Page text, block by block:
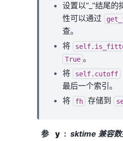
设置以“_”结尾
性可以通过
查。
将
True 。
将
self.cutoff
最后一个索引。
将
fh 存储到
参
y
sktime 兼容数